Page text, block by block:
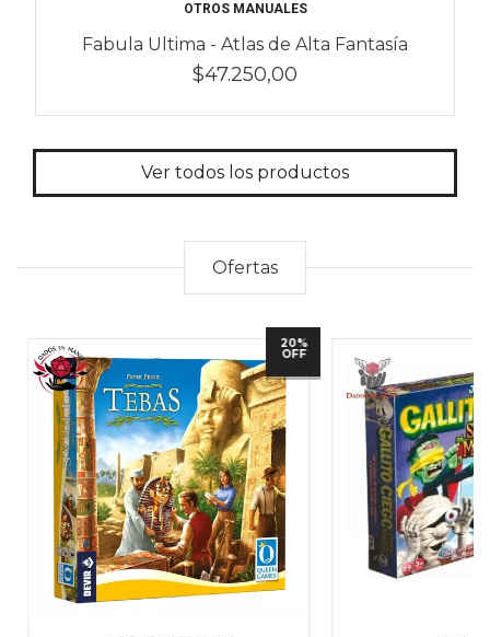
OTROS MANUALES
Fabula Ultima - Atlas de Alta Fantasía
$47.250,00
Ver todos los productos
Ofertas
20%
OFF